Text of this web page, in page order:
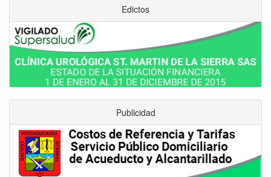
Edictos
Publicidad